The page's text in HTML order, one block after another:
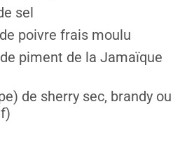
sel
poivre frais moulu
piment de la Jamaïque
de sherry sec, brandy ou